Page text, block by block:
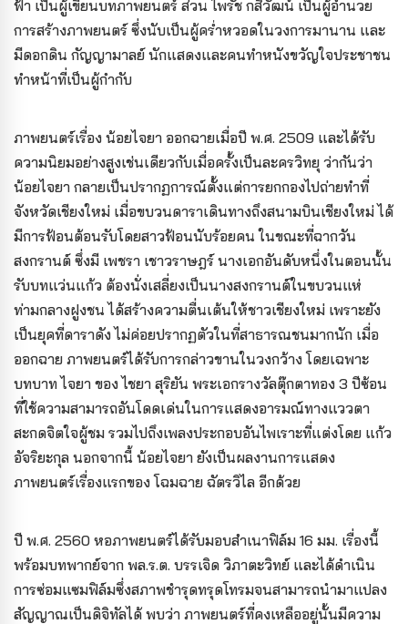
ฟ้า เป็นผู้เขียนบทภาพยนตร์ ส่วน ไพรัช กสิวัฒน์ เป็นผู้อำนวย
การสร้างภาพยนตร์ ซึ่งนับเป็นผู้คร่ำหวอดในวงการมานาน และ
มีดอกดิน กัญญามาลย์ นักแสดงและคนทำหนังขวัญใจประชาชน
ทำหน้าที่เป็นผู้กำกับ
ภาพยนตร์เรื่อง น้อยไจยา ออกฉายเมื่อปี พ.ศ. 2509 และได้รับ
ความนิยมอย่างสูงเช่นเดียวกับเมื่อครั้งเป็นละครวิทยุ ว่ากันว่า
น้อยไจยา กลายเป็นปรากฏการณ์ตั้งแต่การยกกองไปถ่ายทำที่
จังหวัดเชียงใหม่ เมื่อขบวนดาราเดินทางถึงสนามบินเชียงใหม่ ได้
มีการฟ้อนต้อนรับโดยสาวฟ้อนนับร้อยคน ในขณะที่ฉากวัน
สงกรานต์ ซึ่งมี เพชรา เชาวราษฎร์ นางเอกอันดับหนึ่งในตอนนั้น
รับบทแว่นแก้ว ต้องนั่งเสลี่ยงเป็นนางสงกรานต์ในขบวนแห่
ท่ามกลางฝูงชน ได้สร้างความตื่นเต้นให้ชาวเชียงใหม่ เพราะยัง
เป็นยุคที่ดาราดัง ไม่ค่อยปรากฏตัวในที่สาธารณชนมากนัก เมื่อ
ออกฉาย ภาพยนตร์ได้รับการกล่าวขานในวงกว้าง โดยเฉพาะ
บทบาท ไจยา ของ ไชยา สุริยัน พระเอกรางวัลตุ๊กตาทอง 3 ปีซ้อน
ที่ใช้ความสามารถอันโดดเด่นในการแสดงอารมณ์ทางแววตา
สะกดจิตใจผู้ชม รวมไปถึงเพลงประกอบอันไพเราะที่แต่งโดย แก้ว
อัจริยะกุล นอกจากนี้ น้อยไจยา ยังเป็นผลงานการแสดง
ภาพยนตร์เรื่องแรกของ โฉมฉาย ฉัตรวิไล อีกด้วย
ปี พ.ศ. 2560 หอภาพยนตร์ได้รับมอบสำเนาฟิล์ม 16 มม. เรื่องนี้
พร้อมบทพากย์จาก พล.ร.ต. บรรเจิด วิภาตะวิทย์ และได้ดำเนิน
การซ่อมแซมฟิล์มซึ่งสภาพชำรุดทรุดโทรมจนสามารถนำมาแปลง
สัญญาณเป็นดิจิทัลได้ พบว่า ภาพยนตร์ที่คงเหลืออยู่นั้นมีความ